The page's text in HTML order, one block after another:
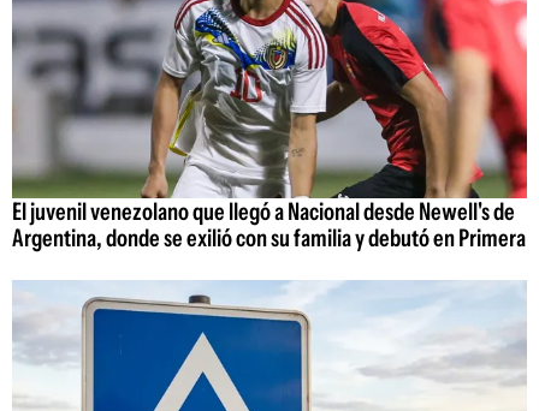
El juvenil venezolano que llegó a Nacional desde Newell's de
Argentina, donde se exilió con su familia y debutó en Primera